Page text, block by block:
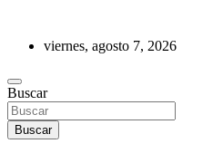
contenidoviernes, agosto 7, 2026
REVISTA DE PRENSA
Buscar
Buscar